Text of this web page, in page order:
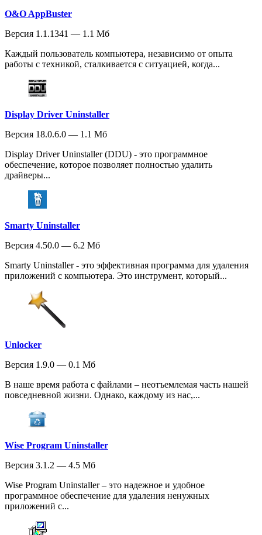
O&O AppBuster
Версия 1.1.1341 — 1.1 Мб
Каждый пользователь компьютера, независимо от опыта
работы с техникой, сталкивается с ситуацией, когда...
Display Driver Uninstaller
Версия 18.0.6.0 — 1.1 Мб
Display Driver Uninstaller (DDU) - это программное
обеспечение, которое позволяет полностью удалить
драйверы...
Smarty Uninstaller
Версия 4.50.0 — 6.2 Мб
Smarty Uninstaller - это эффективная программа для удаления
приложений с компьютера. Это инструмент, который...
Unlocker
Версия 1.9.0 — 0.1 Мб
В наше время работа с файлами – неотъемлемая часть нашей
повседневной жизни. Однако, каждому из нас,...
Wise Program Uninstaller
Версия 3.1.2 — 4.5 Мб
Wise Program Uninstaller – это надежное и удобное
программное обеспечение для удаления ненужных
приложений с...